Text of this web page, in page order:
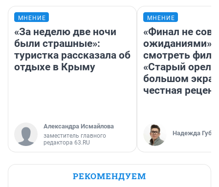
МНЕНИЕ
«За неделю две ночи
были страшные»:
туристка рассказала об
отдыхе в Крыму
Александра Исмайлова
заместитель главного
редактора 63.RU
МНЕНИЕ
«Финал не
ожиданиями»:
смотреть
«Старый орел»
большом
честная
Надежда
РЕКОМЕНДУЕМ